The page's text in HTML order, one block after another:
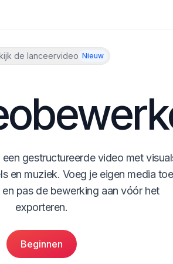
de lanceervideo Nieuw
gestructureerde video met
en muziek. Voeg je eigen media
pas de bewerking aan vóór het
exporteren.
Beginnen